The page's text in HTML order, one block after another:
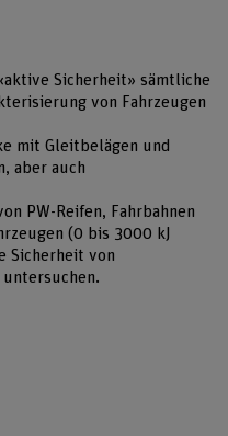
Sicherheit» sämtliche
von Fahrzeugen
mit Gleitbelägen und
aber auch
PW-Reifen, Fahrbahnen
(0 bis 3000 kJ
Sicherheit von